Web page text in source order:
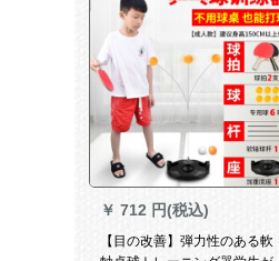
スティンレス+記憶の軟軸の2
本+卓球の5つ+ラッケトの2つ
を供える。
￥ 712 円(税込)
【目の改善】弾力性のある軟